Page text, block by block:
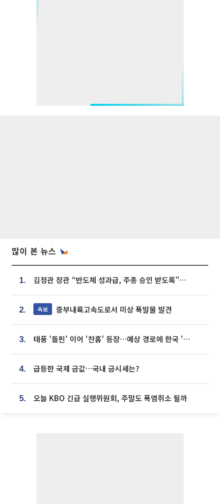
많이 본 뉴스
1. 김정관 장관 “반도체 성과급, 주총 승인 받도록”…상법·자본시장법 개정 시사
2. 속보 중부내륙고속도로서 미상 폭발물 발견
3. 태풍 '돌핀' 이어 '찬홈' 등장…예상 경로에 한국 '한숨'
4. 급등한 국제 금값…국내 금시세는?
5. 오늘 KBO 긴급 실행위원회, 주말도 폭염취소 될까